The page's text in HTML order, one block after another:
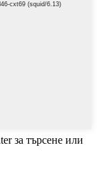
за търсене или